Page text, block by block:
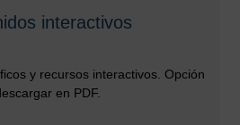
interactivos
y recursos interactivos. Opción
en PDF.